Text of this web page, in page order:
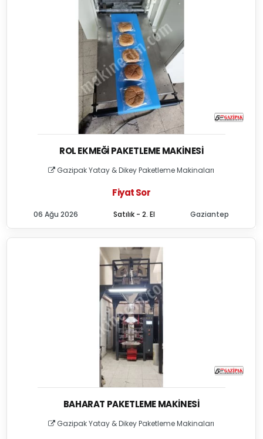
ROL EKMEĞI PAKETLEME MAKINESI
Gazipak Yatay & Dikey Paketleme Makinaları
Fiyat Sor
Satılık - 2. El
06 Ağu 2026 Gaziantep
BAHARAT PAKETLEME MAKINESI
Gazipak Yatay & Dikey Paketleme Makinaları